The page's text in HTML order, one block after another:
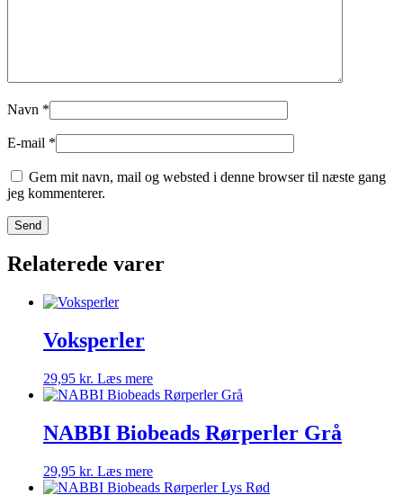
Navn *
E-mail *
Gem mit navn, mail og websted i denne browser til næste gang
jeg kommenterer.
Relaterede varer
Voksperler
29,95 kr. Læs mere
NABBI Biobeads Rørperler Grå
29,95 kr. Læs mere